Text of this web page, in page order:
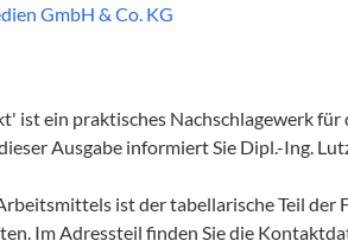
GmbH & Co. KG
ist ein praktisches Nachschlagewerk
Ausgabe informiert Sie Dipl.-Ing.
ist der tabellarische Teil der
Im Adressteil finden Sie die